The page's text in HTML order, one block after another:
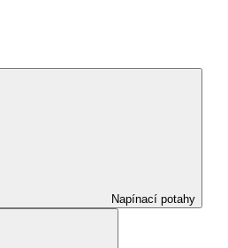
Napínací potahy